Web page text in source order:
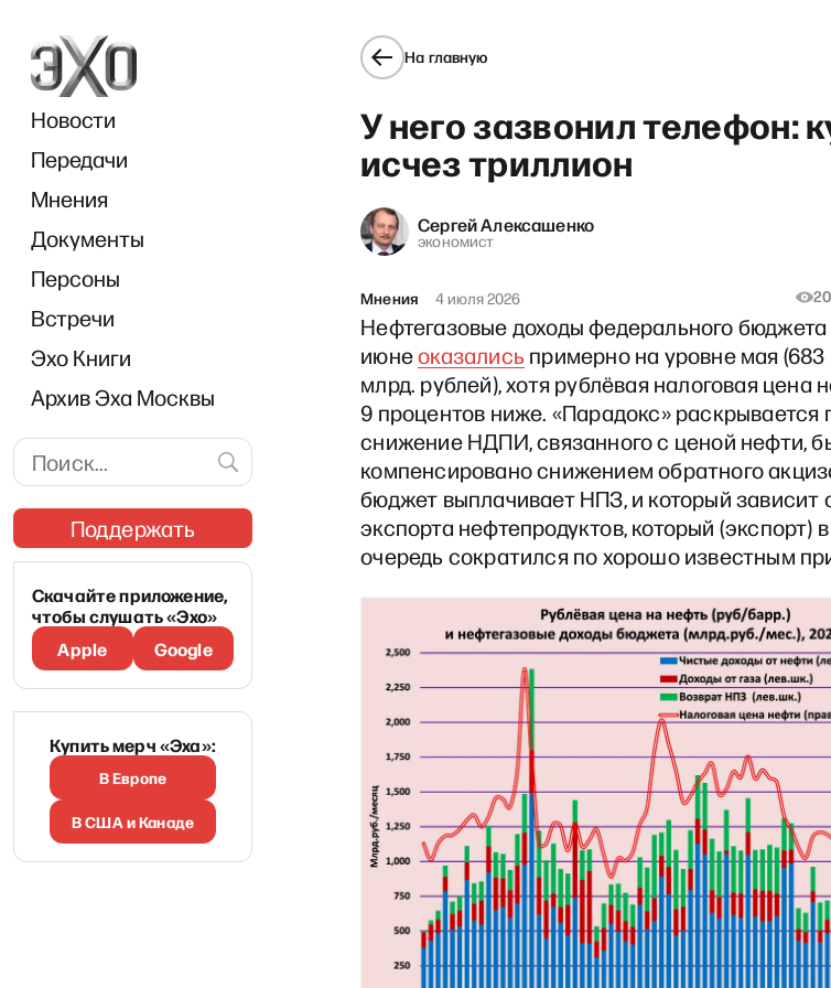
Новости
Передачи
Мнения
Документы
Персоны
Встречи
Эхо Книги
Архив Эха Москвы
Поддержать
Скачайте приложение,
чтобы слушать «Эхо»
Apple
Google
Купить мерч «Эха»:
В Европе
В США и Канаде
На главную
У него зазвонил телефон:
исчез триллион
Сергей Алексашенко
экономист
Мнения 4 июля 2026
Нефтегазовые доходы федерального бюджета
июнеоказались примерно на уровне мая (683
млрд. рублей), хотя рублёвая налоговая цена
9 процентов ниже. «Парадокс» раскрывается
снижение НДПИ, связанного с ценой нефти,
компенсировано снижением обратного
бюджет выплачивает НПЗ, и который зависит
экспорта нефтепродуктов, который (экспорт)
очередь сократился по хорошо известным
«И грянул Грэм»: